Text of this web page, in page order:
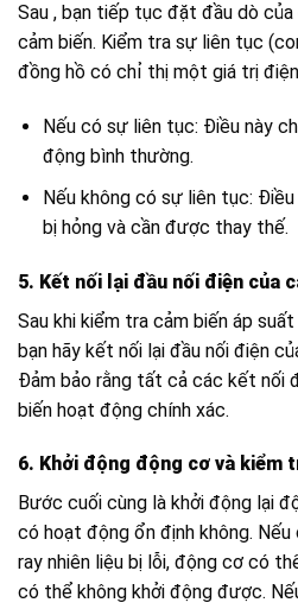
Sau , bạn tiếp tục đặt đầu dò
cảm biến. Kiểm tra sự liên tục
đồng hồ có chỉ thị một giá trị
Nếu có sự liên tục: Điều này
động bình thường.
Nếu không có sự liên tục:
bị hỏng và cần được thay thế.
5. Kết nối lại đầu nối điện của
Sau khi kiểm tra cảm biến áp
bạn hãy kết nối lại đầu nối điện
Đảm bảo rằng tất cả các kết nối
biến hoạt động chính xác.
6. Khởi động động cơ và kiểm
Bước cuối cùng là khởi động lại
có hoạt động ổn định không.
ray nhiên liệu bị lỗi, động cơ có
có thể không khởi động được.